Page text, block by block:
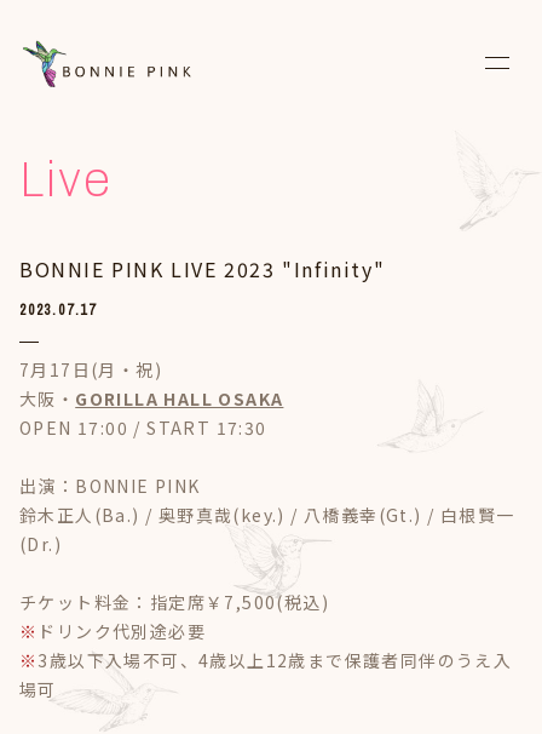
News
Live
Biography
Fanclub
Live
BONNIE PINK LIVE 2023 "Infinity"
2023.07.17
7月17日(月・祝)
大阪・ GORILLA HALL OSAKA
OPEN 17:00 / START 17:30
出演：BONNIE PINK
鈴木正人(Ba.) / 奥野真哉(key.) / 八橋義幸(Gt.) / 白根賢一
(Dr.)
チケット料金：指定席￥7,500(税込)
※ ドリンク代別途必要
※ 3歳以下入場不可、4歳以上12歳まで保護者同伴のうえ入
場可